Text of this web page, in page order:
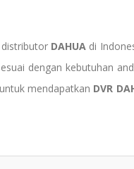
DAHUA di
dengan kebutuhan
mendapatkan DVR